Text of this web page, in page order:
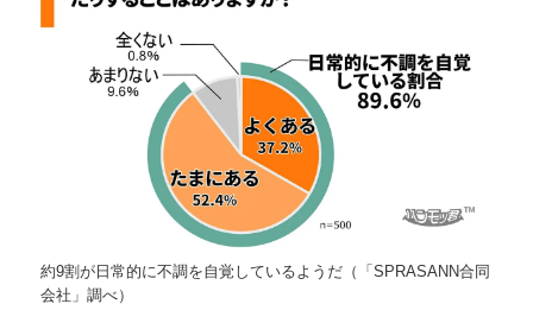
約9割が日常的に不調を自覚しているようだ（「SPRASANN合同
会社」調べ）